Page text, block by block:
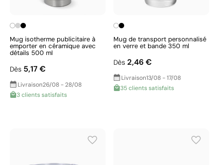
Mug isotherme publicitaire à
emporter en céramique avec
détails 500 ml
Dès 5,17 €
Livraison26/08 - 28/08
3 clients satisfaits
Mug de transport personnalisé
en verre et bande 350 ml
Dès 2,46 €
Livraison13/08 - 17/08
35 clients satisfaits